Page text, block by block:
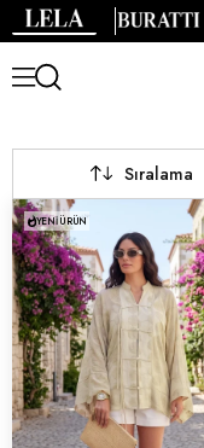
Sıralama
YENI ÜRÜN